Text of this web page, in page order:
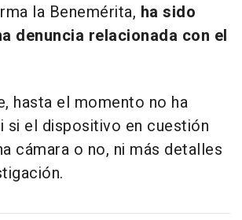
la Benemérita, ha sido
denuncia relacionada con el
hasta el momento no ha
si el dispositivo en cuestión
cámara o no, ni más detalles